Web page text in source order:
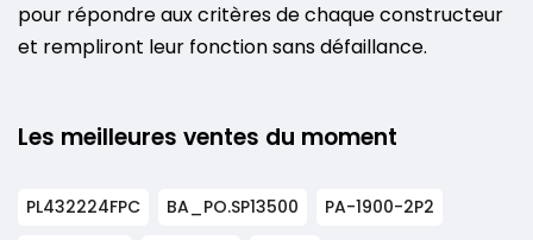
pour répondre aux critères de chaque constructeur
et rempliront leur fonction sans défaillance.
Les meilleures ventes du moment
PL432224FPC BA_PO.SP13500
PA-1900-2P2